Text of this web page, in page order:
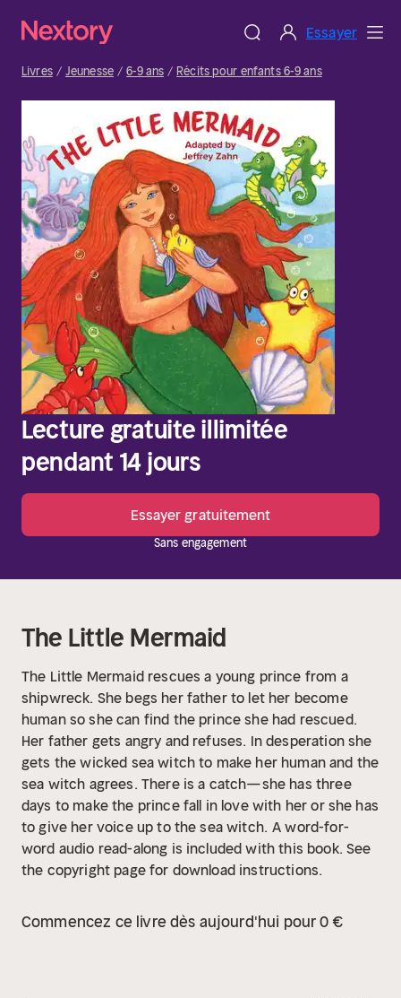
Essayer
Livres Jeunesse 6-9 ans Récits pour enfants 6-9 ans
Lecture gratuite illimitée
pendant 14 jours
Essayer gratuitement
Sans engagement
The Little Mermaid
The Little Mermaid rescues a young prince from a
shipwreck. She begs her father to let her become
human so she can find the prince she had rescued.
Her father gets angry and refuses. In desperation she
gets the wicked sea witch to make her human and the
sea witch agrees. There is a catch—she has three
days to make the prince fall in love with her or she has
to give her voice up to the sea witch. A word-for-
word audio read-along is included with this book. See
the copyright page for download instructions.
Commencez ce livre dès aujourd'hui pour 0 €